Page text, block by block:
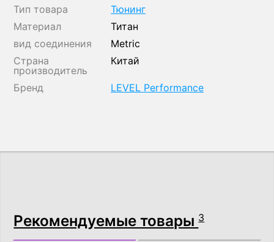
Тип товара
Тюнинг
Материал
Титан
вид соединения
Metric
Страна
производитель
Китай
Бренд LEVEL Performance
Рекомендуемые товары3